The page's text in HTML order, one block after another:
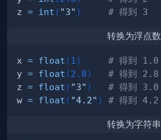
z = int ( "3" ) # 得到 3
转换为浮点数
x = float (1)
# 得到 1.0
y = float (2.8)
# 得到 2.8
z = float ( "3" )
# 得到 3.0
w = float ( "4.2" ) # 得到 4.2
转换为字符串